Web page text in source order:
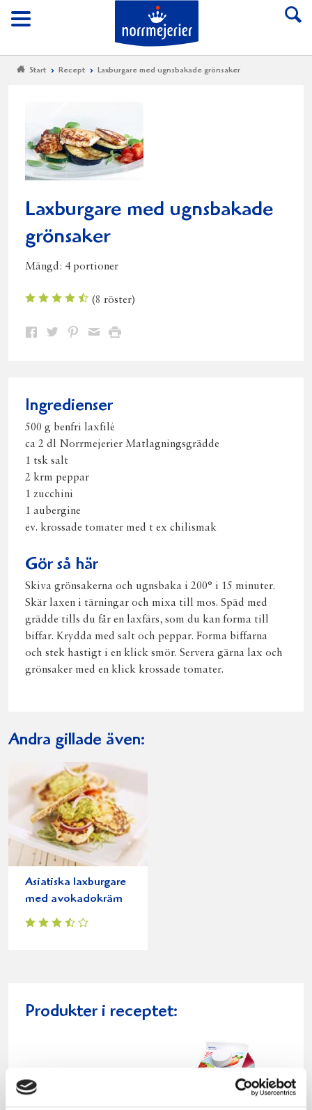
Meny
Till Norrmejerier
Start Recept Laxburgare med ugnsbakade grönsaker
Laxburgare med ugnsbakade
grönsaker
Mängd: 4 portioner
(8 röster)
Dela Dela Dela DelaSkriv
Ingredienser
500 g benfri laxfilé
ca 2 dl Norrmejerier Matlagningsgrädde
1 tsk salt
2 krm peppar
1 zucchini
1 aubergine
ev. krossade tomater med t ex chilismak
Gör så här
Skiva grönsakerna och ugnsbaka i 200° i 15 minuter.
Skär laxen i tärningar och mixa till mos. Späd med
grädde tills du får en laxfärs, som du kan forma till
biffar. Krydda med salt och peppar. Forma biffarna
och stek hastigt i en klick smör. Servera gärna lax och
grönsaker med en klick krossade tomater.
Andra gillade även:
Asiatiska laxburgare
med avokadokräm
Produkter i receptet: